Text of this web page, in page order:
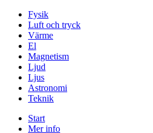
Fysik
Luft och tryck
Värme
El
Magnetism
Ljud
Ljus
Astronomi
Teknik
Start
Mer info